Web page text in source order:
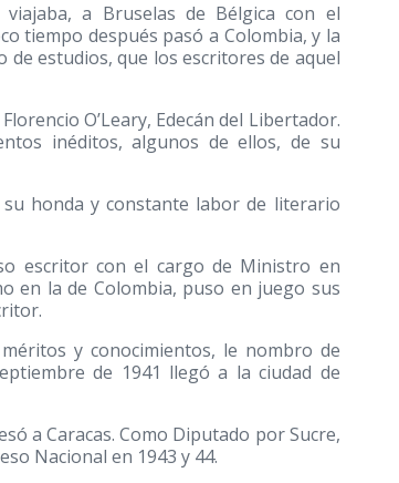
a Bruselas de Bélgica con el
tiempo después pasó a Colombia, y la
estudios, que los escritores de aquel
O’Leary, Edecán del Libertador.
inéditos, algunos de ellos, de su
su honda y constante labor de literario
escritor con el cargo de Ministro en
en la de Colombia, puso en juego sus
y conocimientos, le nombro de
de 1941 llegó a la ciudad de
a Caracas. Como Diputado por Sucre,
Nacional en 1943 y 44.